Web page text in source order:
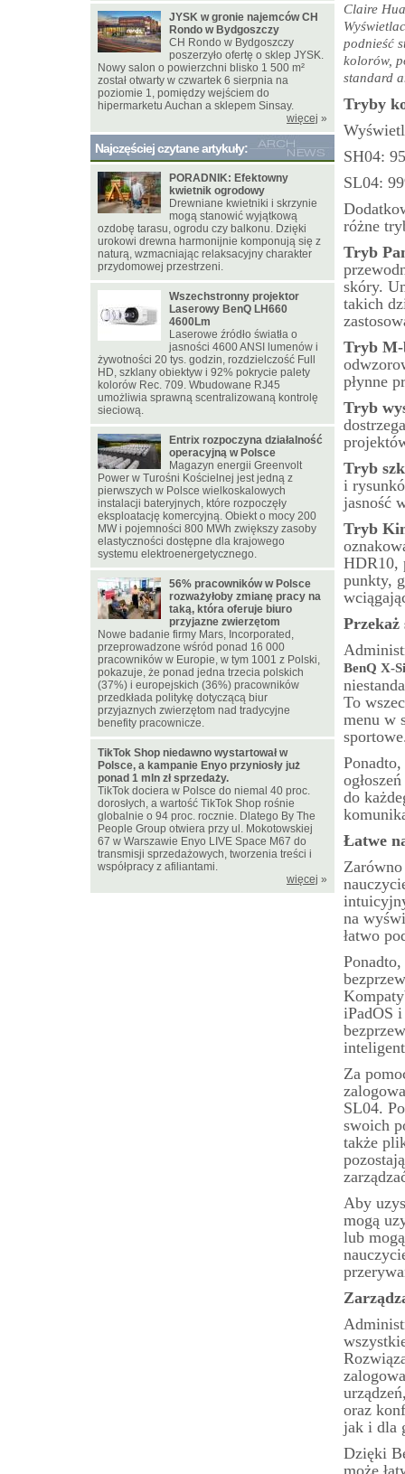
Claire
podnieść
kolorów,
standard
Tryby
SH04:
SL04:
różne
Tryb
skóry.
takich
Tryb M-
płynne
Tryb
Tryb
i
jasność
Tryb
HDR10,
punkty,
Przekaż
BenQ X-
To
menu w
do
Łatwe
na
łatwo
iPadOS
Za
SL04.
swoich
także
Aby
mogą
lub
oraz
jak i dla
Dzięki
może
JYSK w gronie najemców CH
Rondo w Bydgoszczy
CH Rondo w Bydgoszczy
poszerzyło ofertę o sklep JYSK.
Nowy salon o powierzchni blisko 1 500 m²
został otwarty w czwartek 6 sierpnia na
poziomie 1, pomiędzy wejściem do
hipermarketu Auchan a sklepem Sinsay.
więcej »
Najczęściej czytane artykuły:
PORADNIK: Efektowny
kwietnik ogrodowy
Drewniane kwietniki i skrzynie
mogą stanowić wyjątkową
ozdobę tarasu, ogrodu czy balkonu. Dzięki
urokowi drewna harmonijnie komponują się z
naturą, wzmacniając relaksacyjny charakter
przydomowej przestrzeni.
Wszechstronny projektor
Laserowy BenQ LH660
4600Lm
Laserowe źródło światła o
jasności 4600 ANSI lumenów i
żywotności 20 tys. godzin, rozdzielczość Full
HD, szklany obiektyw i 92% pokrycie palety
kolorów Rec. 709. Wbudowane RJ45
umożliwia sprawną scentralizowaną kontrolę
sieciową.
Entrix rozpoczyna działalność
operacyjną w Polsce
Magazyn energii Greenvolt
Power w Turośni Kościelnej jest jedną z
pierwszych w Polsce wielkoskalowych
instalacji bateryjnych, które rozpoczęły
eksploatację komercyjną. Obiekt o mocy 200
MW i pojemności 800 MWh zwiększy zasoby
elastyczności dostępne dla krajowego
systemu elektroenergetycznego.
56% pracowników w Polsce
rozważyłoby zmianę pracy na
taką, która oferuje biuro
przyjazne zwierzętom
Nowe badanie firmy Mars, Incorporated,
przeprowadzone wśród ponad 16 000
pracowników w Europie, w tym 1001 z Polski,
pokazuje, że ponad jedna trzecia polskich
(37%) i europejskich (36%) pracowników
przedkłada politykę dotyczącą biur
przyjaznych zwierzętom nad tradycyjne
benefity pracownicze.
TikTok Shop niedawno wystartował w
Polsce, a kampanie Enyo przyniosły już
ponad 1 mln zł sprzedaży.
TikTok dociera w Polsce do niemal 40 proc.
dorosłych, a wartość TikTok Shop rośnie
globalnie o 94 proc. rocznie. Dlatego By The
People Group otwiera przy ul. Mokotowskiej
67 w Warszawie Enyo LIVE Space M67 do
transmisji sprzedażowych, tworzenia treści i
współpracy z afiliantami.
więcej »